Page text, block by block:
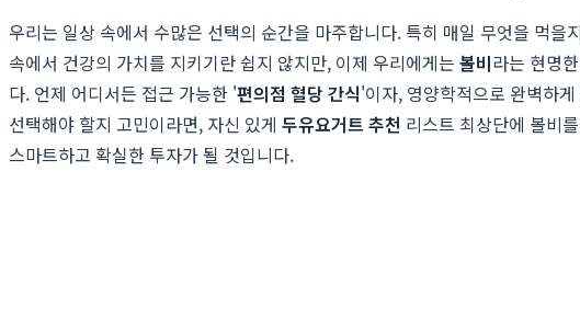
우리는 일상 속에서 수많은 선택의 순간을 마주합니다. 특히 매일 무엇을 먹
속에서 건강의 가치를 지키기란 쉽지 않지만, 이제 우리에게는 볼비라는 현명
다. 언제 어디서든 접근 가능한 '편의점 혈당 간식'이자, 영양학적으로 완벽하
선택해야 할지 고민이라면, 자신 있게 두유요거트 추천 리스트 최상단에 볼비
스마트하고 확실한 투자가 될 것입니다.